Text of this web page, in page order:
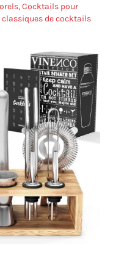
,Cocktails pour
classiques de cocktails